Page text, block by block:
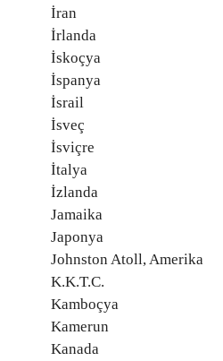
İran
İrlanda
İskoçya
İspanya
İsrail
İsveç
İsviçre
İtalya
İzlanda
Jamaika
Japonya
Johnston Atoll, Amerika
K.K.T.C.
Kamboçya
Kamerun
Kanada